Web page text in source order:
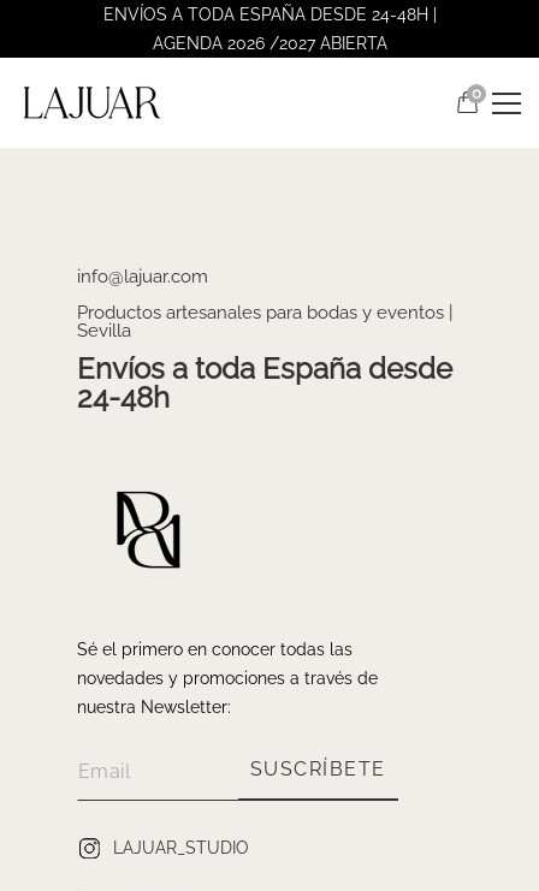
ENVÍOS A TODA ESPAÑA DESDE 24-48H |
AGENDA 2026 /2027 ABIERTA
0
info@lajuar.com
Productos artesanales para bodas y eventos |
Sevilla
Envíos a toda España desde
24-48h
Sé el primero en conocer todas las
novedades y promociones a través de
nuestra Newsletter:
SUSCRÍBETE
LAJUAR_STUDIO